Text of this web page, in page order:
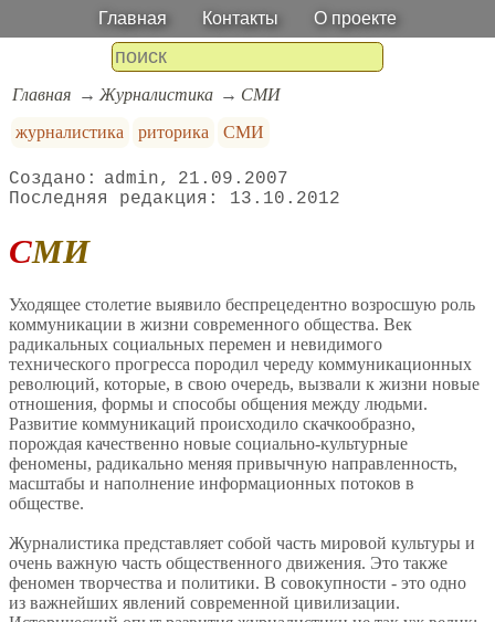
Главная Контакты О проекте
Главная Журналистика
СМИ
журналистика
риторика СМИ
admin
21.09.2007
13.10.2012
СМИ
Уходящее столетие выявило беспрецедентно возросшую роль
коммуникации в жизни современного общества. Век
радикальных социальных перемен и невидимого
технического прогресса породил череду коммуникационных
революций, которые, в свою очередь, вызвали к жизни новые
отношения, формы и способы общения между людьми.
Развитие коммуникаций происходило скачкообразно,
порождая качественно новые социально-культурные
феномены, радикально меняя привычную направленность,
масштабы и наполнение информационных потоков в
обществе.
Журналистика представляет собой часть мировой культуры и
очень важную часть общественного движения. Это также
феномен творчества и политики. В совокупности - это одно
из важнейших явлений современной цивилизации.